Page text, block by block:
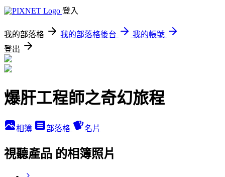
登入
我的部落格 我的部落格後台
我的帳號
登出
爆肝工程師之奇幻旅程
相簿 部落格 名片
視聽產品 的相簿照片